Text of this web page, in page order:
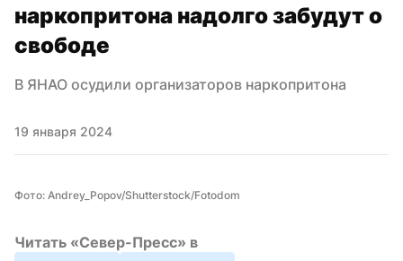
наркопритона надолго забудут о
свободе
В ЯНАО осудили организаторов наркопритона
19 января 2024
Фото: Andrey_Popov/Shutterstock/Fotodom
Читать «Север-Пресс» в